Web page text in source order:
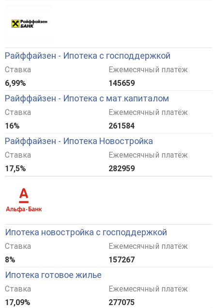
Райффайзен - Ипотека с господдержкой
Ставка
6,99%
Ежемесячный платёж
145659
Райффайзен - Ипотека с мат.капиталом
Ставка
16%
Ежемесячный платёж
261584
Райффайзен - Ипотека Новостройка
Ставка
17,5%
Ежемесячный платёж
282959
Ипотека новостройка с господдержкой
Ставка
8%
Ежемесячный платёж
157267
Ипотека готовое жилье
Ставка
17,09%
Ежемесячный платёж
277075